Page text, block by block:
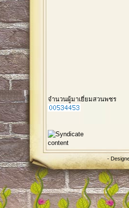
จำนวนผู้มาเยี่ยมสวนพชร
-